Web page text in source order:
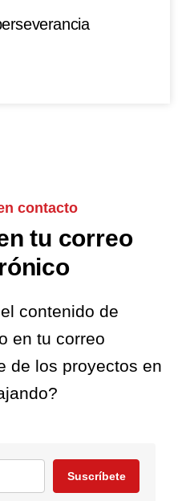
contacto
tu correo
contenido de
en tu correo
de los proyectos en
Suscríbete